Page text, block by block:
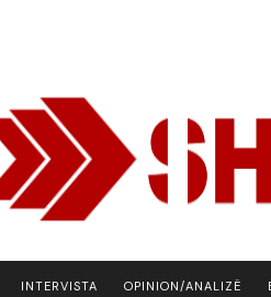
INTERVISTA OPINION/ANALIZË